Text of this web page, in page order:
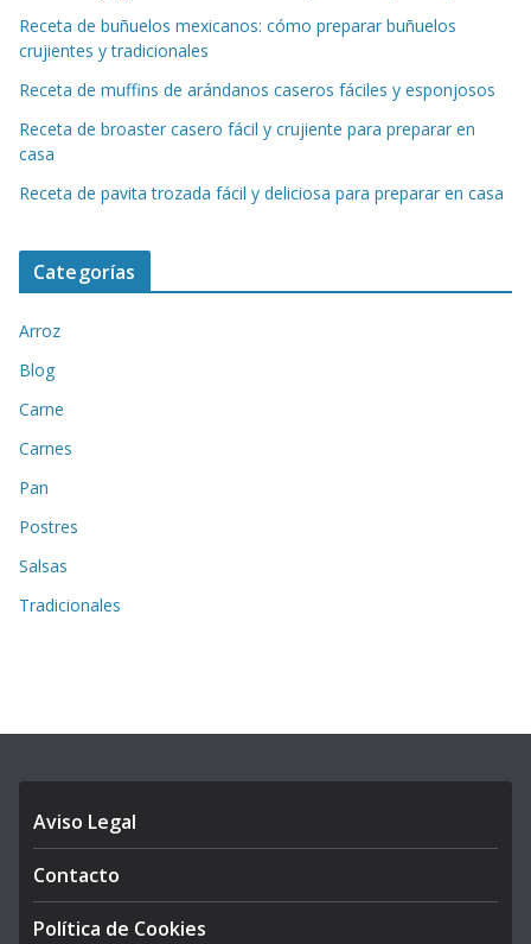
Receta de buñuelos mexicanos: cómo preparar buñuelos
crujientes y tradicionales
Receta de muffins de arándanos caseros fáciles y esponjosos
Receta de broaster casero fácil y crujiente para preparar en
casa
Receta de pavita trozada fácil y deliciosa para preparar en casa
Categorías
Arroz
Blog
Carne
Carnes
Pan
Postres
Salsas
Tradicionales
Aviso Legal
Contacto
Política de Cookies